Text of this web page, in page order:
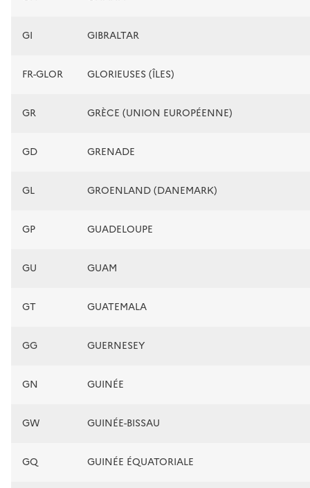
GI GIBRALTAR
FR-GLOR GLORIEUSES (ÎLES)
GR GRÈCE (UNION EUROPÉENNE)
GD GRENADE
GL GROENLAND (DANEMARK)
GP GUADELOUPE
GU GUAM
GT GUATEMALA
GG GUERNESEY
GN GUINÉE
GW GUINÉE-BISSAU
GQ GUINÉE ÉQUATORIALE